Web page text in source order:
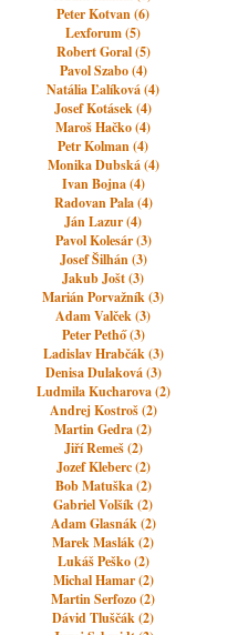
Peter Kotvan (6)
Lexforum (5)
Robert Goral (5)
Pavol Szabo (4)
Natália Ľalíková (4)
Josef Kotásek (4)
Maroš Hačko (4)
Petr Kolman (4)
Monika Dubská (4)
Ivan Bojna (4)
Radovan Pala (4)
Ján Lazur (4)
Pavol Kolesár (3)
Josef Šilhán (3)
Jakub Jošt (3)
Marián Porvažník (3)
Adam Valček (3)
Peter Pethő (3)
Ladislav Hrabčák (3)
Denisa Dulaková (3)
Ludmila Kucharova (2)
Andrej Kostroš (2)
Martin Gedra (2)
Jiří Remeš (2)
Jozef Kleberc (2)
Bob Matuška (2)
Gabriel Volšík (2)
Adam Glasnák (2)
Marek Maslák (2)
Lukáš Peško (2)
Michal Hamar (2)
Martin Serfozo (2)
Dávid Tluščák (2)